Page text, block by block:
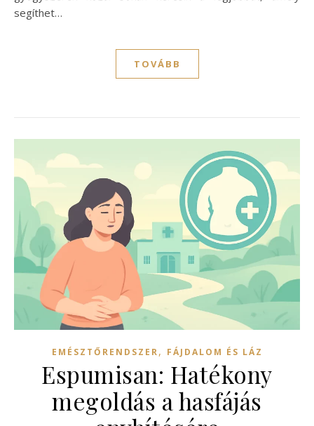
segíthet…
TOVÁBB
EMÉSZTŐRENDSZER, FÁJDALOM ÉS LÁZ
Espumisan: Hatékony
megoldás a hasfájás